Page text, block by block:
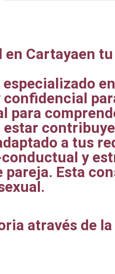
Cartayaen
a tus
y
Esta
através de